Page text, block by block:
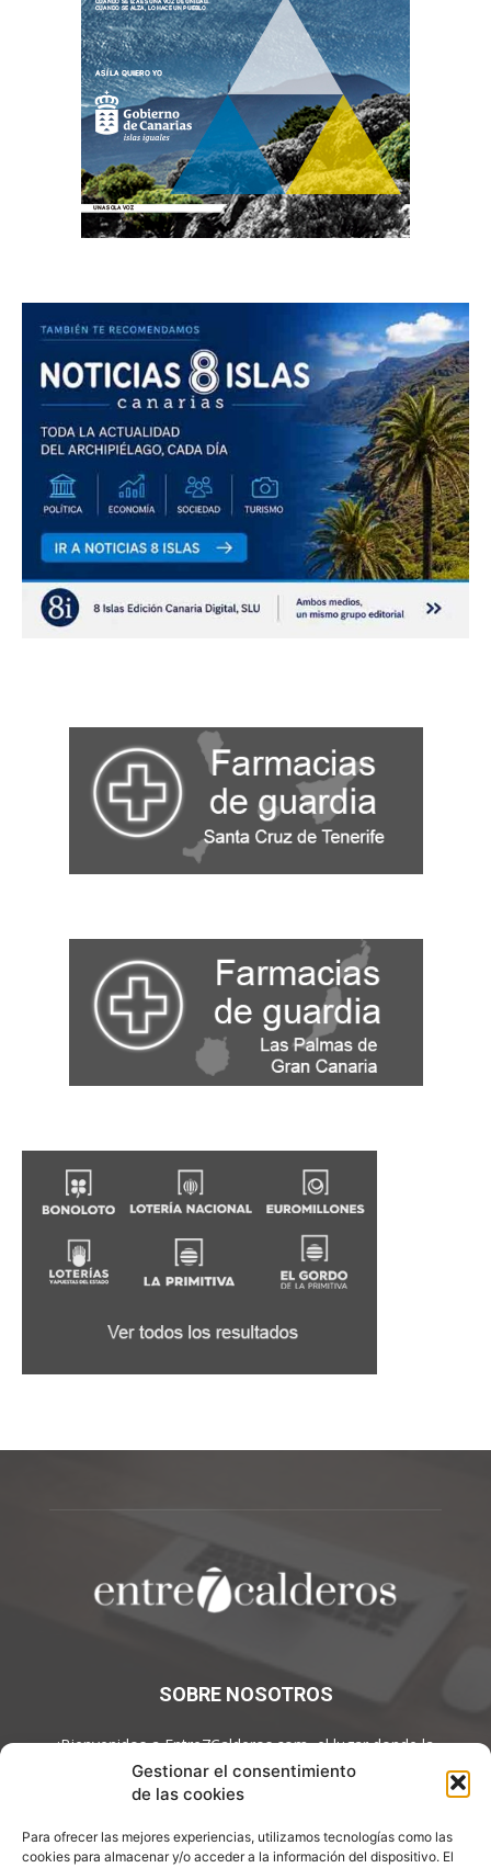
Gestionar el consentimiento
de las cookies
Para ofrecer las mejores experiencias, utilizamos tecnologías como las
cookies para almacenar y/o acceder a la información del dispositivo. El
SOBRE NOSOTROS
¡Bienvenidos a Entre7Calderos.com, el lugar donde la
gastronomía y la cultura culinaria se encuentran! Sumérgete en
un mundo de sabores y descubre artículos apasionantes.
Contáctanos:info@entre7calderos.com